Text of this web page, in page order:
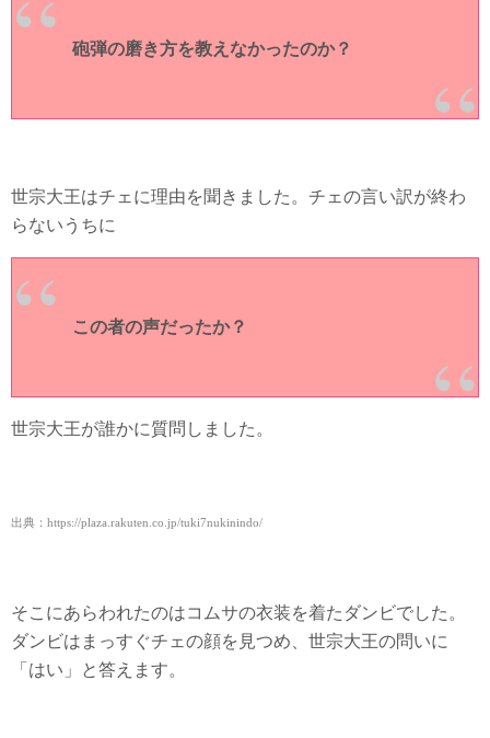
砲弾の磨き方を教えなかったのか？
世宗大王はチェに理由を聞きました。チェの言い訳が終わ
らないうちに
この者の声だったか？
世宗大王が誰かに質問しました。
出典：https://plaza.rakuten.co.jp/tuki7nukinindo/
そこにあらわれたのはコムサの衣装を着たダンビでした。
ダンビはまっすぐチェの顔を見つめ、世宗大王の問いに
「はい」と答えます。